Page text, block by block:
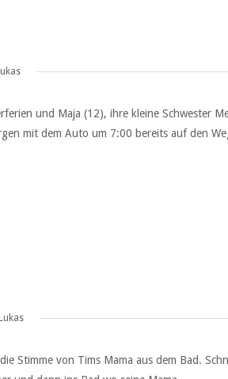
und Maja (12), ihre kleine Schwester
mit dem Auto um 7:00 bereits auf den
Lukas
Stimme von Tims Mama aus dem Bad.